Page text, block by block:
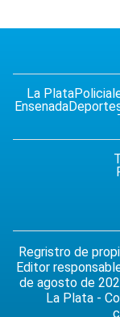
La Plata
Ensenada
Regristro de
Editor
de agosto de
La Plata -